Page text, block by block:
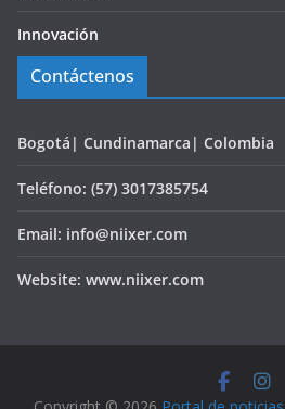
Innovación
Contáctenos
Bogotá| Cundinamarca| Colombia
Teléfono: (57) 3017385754
Email: info@niixer.com
Website: www.niixer.com